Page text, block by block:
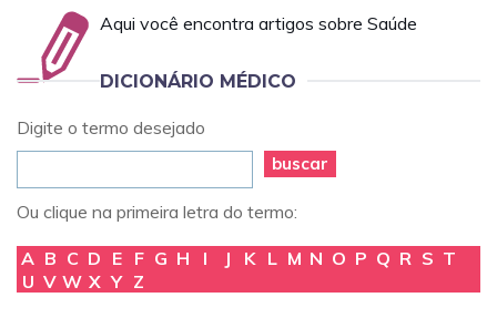
Aqui você encontra artigos sobre Saúde
DICIONÁRIO MÉDICO
Digite o termo desejado
buscar
Ou clique na primeira letra do termo:
A B C D E F G H I J K L M N O P Q R S T
U V W X Y Z